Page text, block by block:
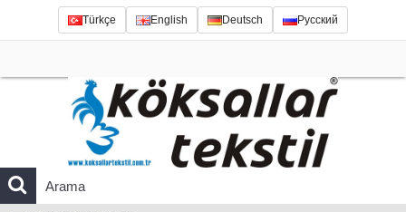
Türkçe English Deutsch Русский